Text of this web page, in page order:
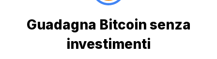
Guadagna Bitcoin senza
investimenti